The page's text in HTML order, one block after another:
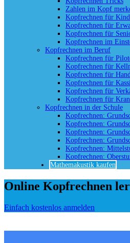
Zahlen im Kopf
Kopfrechnen für
Kopfrechnen für
Kopfrechnen für
Kopfrechnen im
Kopfrechnen im Beruf
Kopfrechnen für
Kopfrechnen für
Kopfrechnen für
Kopfrechnen für
Kopfrechnen für
Kopfrechnen für
Kopfrechnen in der Schule
Kopfrechnen:
Kopfrechnen:
Kopfrechnen:
Kopfrechnen:
Kopfrechnen:
Kopfrechnen:
Mathemakustik kaufen
Online Kopfrechnen
Einfach kostenlos anmelden